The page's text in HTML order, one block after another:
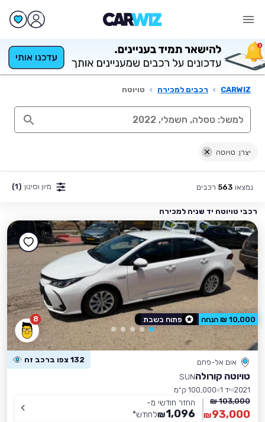
CARWIZ
› רכבים למכירה › טויוטה
יצרן: טויוטה
נמצאו 563 רכבים מיון וסינון (1)
רכבי טויוטה יד שניה למכירה
8
אום אל-פחם 132 צפו ברכב זה
טויוטה קורולהSUN
2021 יד 1
100,000 ק״מ
103,000 ₪
93,000
₪
החזר חודשי מ-
1,096
₪לחודש*
10,000 ₪ הנחה פתוח בשבת